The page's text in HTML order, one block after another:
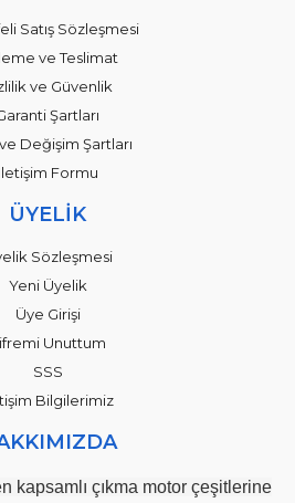
Satış Sözleşmesi
ve Teslimat
ve Güvenlik
Şartları
Değişim Şartları
Formu
ÜYELİK
Sözleşmesi
Yeni Üyelik
Üye Girişi
Unuttum
SSS
Bilgilerimiz
kapsamlı çıkma motor çeşitlerine